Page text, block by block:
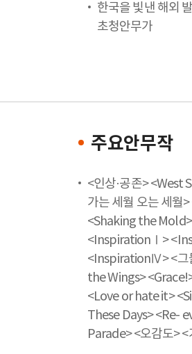
한국을 빛낸 해외
초청안무가
주요안무작
<인상·공존> <West
가는 세월 오는 세월
<Shaking the
<InspirationⅠ>
<InspirationⅣ> <그
the Wings>
<Love or hate it>
These Days> <Re-
Parade> <오감도>